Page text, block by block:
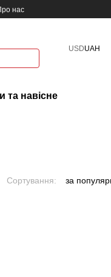
нас
USDUAH
та навісне
Сортування: за